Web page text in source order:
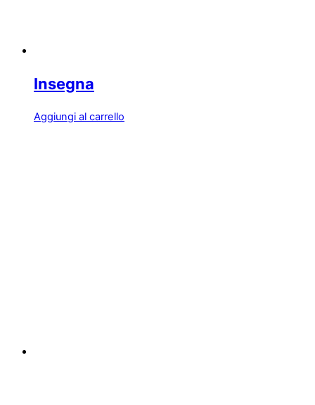
Insegna
Aggiungi al carrello